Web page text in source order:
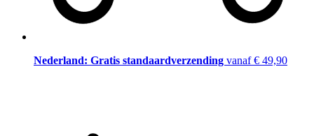
Nederland: Gratis standaardverzending vanaf € 49,90